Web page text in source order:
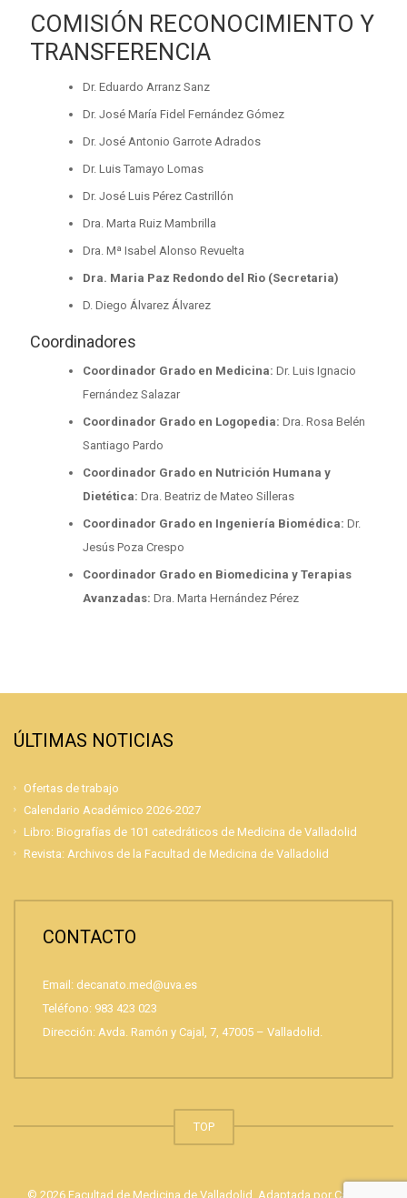
COMISIÓN RECONOCIMIENTO Y
TRANSFERENCIA
Dr. Eduardo Arranz Sanz
Dr. José María Fidel Fernández Gómez
Dr. José Antonio Garrote Adrados
Dr. Luis Tamayo Lomas
Dr. José Luis Pérez Castrillón
Dra. Marta Ruiz Mambrilla
Dra. Mª Isabel Alonso Revuelta
Dra. Maria Paz Redondo del Rio (Secretaria)
D. Diego Álvarez Álvarez
Coordinadores
Coordinador Grado en Medicina: Dr. Luis Ignacio
Fernández Salazar
Coordinador Grado en Logopedia: Dra. Rosa Belén
Santiago Pardo
Coordinador Grado en Nutrición Humana y
Dietética: Dra. Beatriz de Mateo Silleras
Coordinador Grado en Ingeniería Biomédica: Dr.
Jesús Poza Crespo
Coordinador Grado en Biomedicina y Terapias
Avanzadas: Dra. Marta Hernández Pérez
ÚLTIMAS NOTICIAS
Ofertas de trabajo
Calendario Académico 2026-2027
Libro: Biografías de 101 catedráticos de Medicina de Valladolid
Revista: Archivos de la Facultad de Medicina de Valladolid
CONTACTO
Email: decanato.med@uva.es
Teléfono: 983 423 023
Dirección: Avda. Ramón y Cajal, 7, 47005 – Valladolid.
TOP
© 2026 Facultad de Medicina de Valladolid. Adaptada por Carazos.